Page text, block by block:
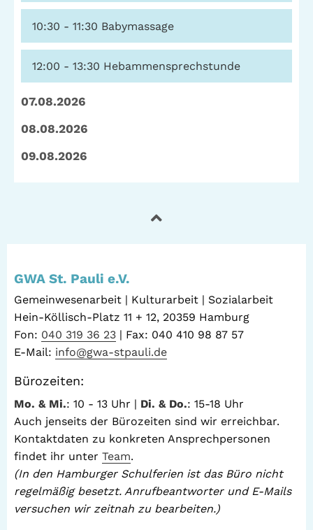
10:30 - 11:30 Babymassage
12:00 - 13:30 Hebammensprechstunde
07.08.2026
08.08.2026
09.08.2026
GWA St. Pauli e.V.
Gemeinwesenarbeit | Kulturarbeit | Sozialarbeit
Hein-Köllisch-Platz 11 + 12, 20359 Hamburg
Fon: 040 319 36 23 | Fax: 040 410 98 87 57
E-Mail: info@gwa-stpauli.de
Bürozeiten:
Mo. & Mi.: 10 - 13 Uhr | Di. & Do.: 15-18 Uhr
Auch jenseits der Bürozeiten sind wir erreichbar.
Kontaktdaten zu konkreten Ansprechpersonen
findet ihr unter Team.
(In den Hamburger Schulferien ist das Büro nicht
regelmäßig besetzt. Anrufbeantworter und E-Mails
versuchen wir zeitnah zu bearbeiten.)